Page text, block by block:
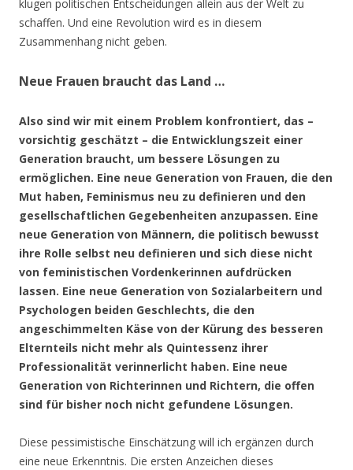
klugen politischen Entscheidungen allein aus der Welt zu
schaffen. Und eine Revolution wird es in diesem
Zusammenhang nicht geben.
Neue Frauen braucht das Land …
Also sind wir mit einem Problem konfrontiert, das –
vorsichtig geschätzt – die Entwicklungszeit einer
Generation braucht, um bessere Lösungen zu
ermöglichen. Eine neue Generation von Frauen, die den
Mut haben, Feminismus neu zu definieren und den
gesellschaftlichen Gegebenheiten anzupassen. Eine
neue Generation von Männern, die politisch bewusst
ihre Rolle selbst neu definieren und sich diese nicht
von feministischen Vordenkerinnen aufdrücken
lassen. Eine neue Generation von Sozialarbeitern und
Psychologen beiden Geschlechts, die den
angeschimmelten Käse von der Kürung des besseren
Elternteils nicht mehr als Quintessenz ihrer
Professionalität verinnerlicht haben. Eine neue
Generation von Richterinnen und Richtern, die offen
sind für bisher noch nicht gefundene Lösungen.
Diese pessimistische Einschätzung will ich ergänzen durch
eine neue Erkenntnis. Die ersten Anzeichen dieses